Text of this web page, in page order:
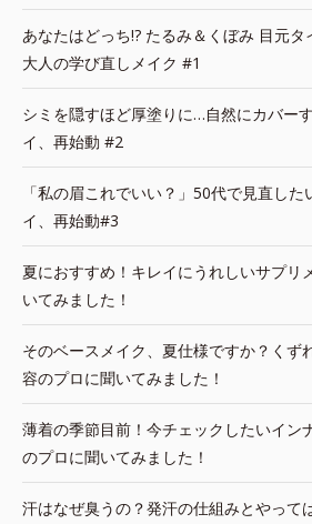
あなたはどっち!? たるみ＆くぼみ 目元タ
大人の学び直しメイク #1
シミを隠すほど厚塗りに…自然にカバー
イ、再始動 #2
「私の眉これでいい？」50代で見直し
イ、再始動#3
夏におすすめ！キレイにうれしいサプリ
いてみました！
そのベースメイク、夏仕様ですか？くず
容のプロに聞いてみました！
薄着の季節目前！今チェックしたいイン
のプロに聞いてみました！
汗はなぜ臭うの？発汗の仕組みとやって